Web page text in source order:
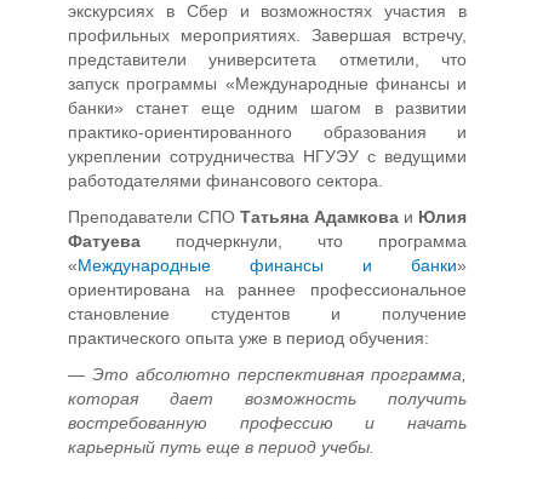
экскурсиях в Сбер и возможностях участия в
профильных мероприятиях. Завершая встречу,
представители университета отметили, что
запуск программы «Международные финансы и
банки» станет еще одним шагом в развитии
практико-ориентированного образования и
укреплении сотрудничества НГУЭУ с ведущими
работодателями финансового сектора.
Преподаватели СПО Татьяна Адамкова и Юлия
Фатуева подчеркнули, что программа
«Международные финансы и банки»
ориентирована на раннее профессиональное
становление студентов и получение
практического опыта уже в период обучения:
— Это абсолютно перспективная программа,
которая дает возможность получить
востребованную профессию и начать
карьерный путь еще в период учебы.